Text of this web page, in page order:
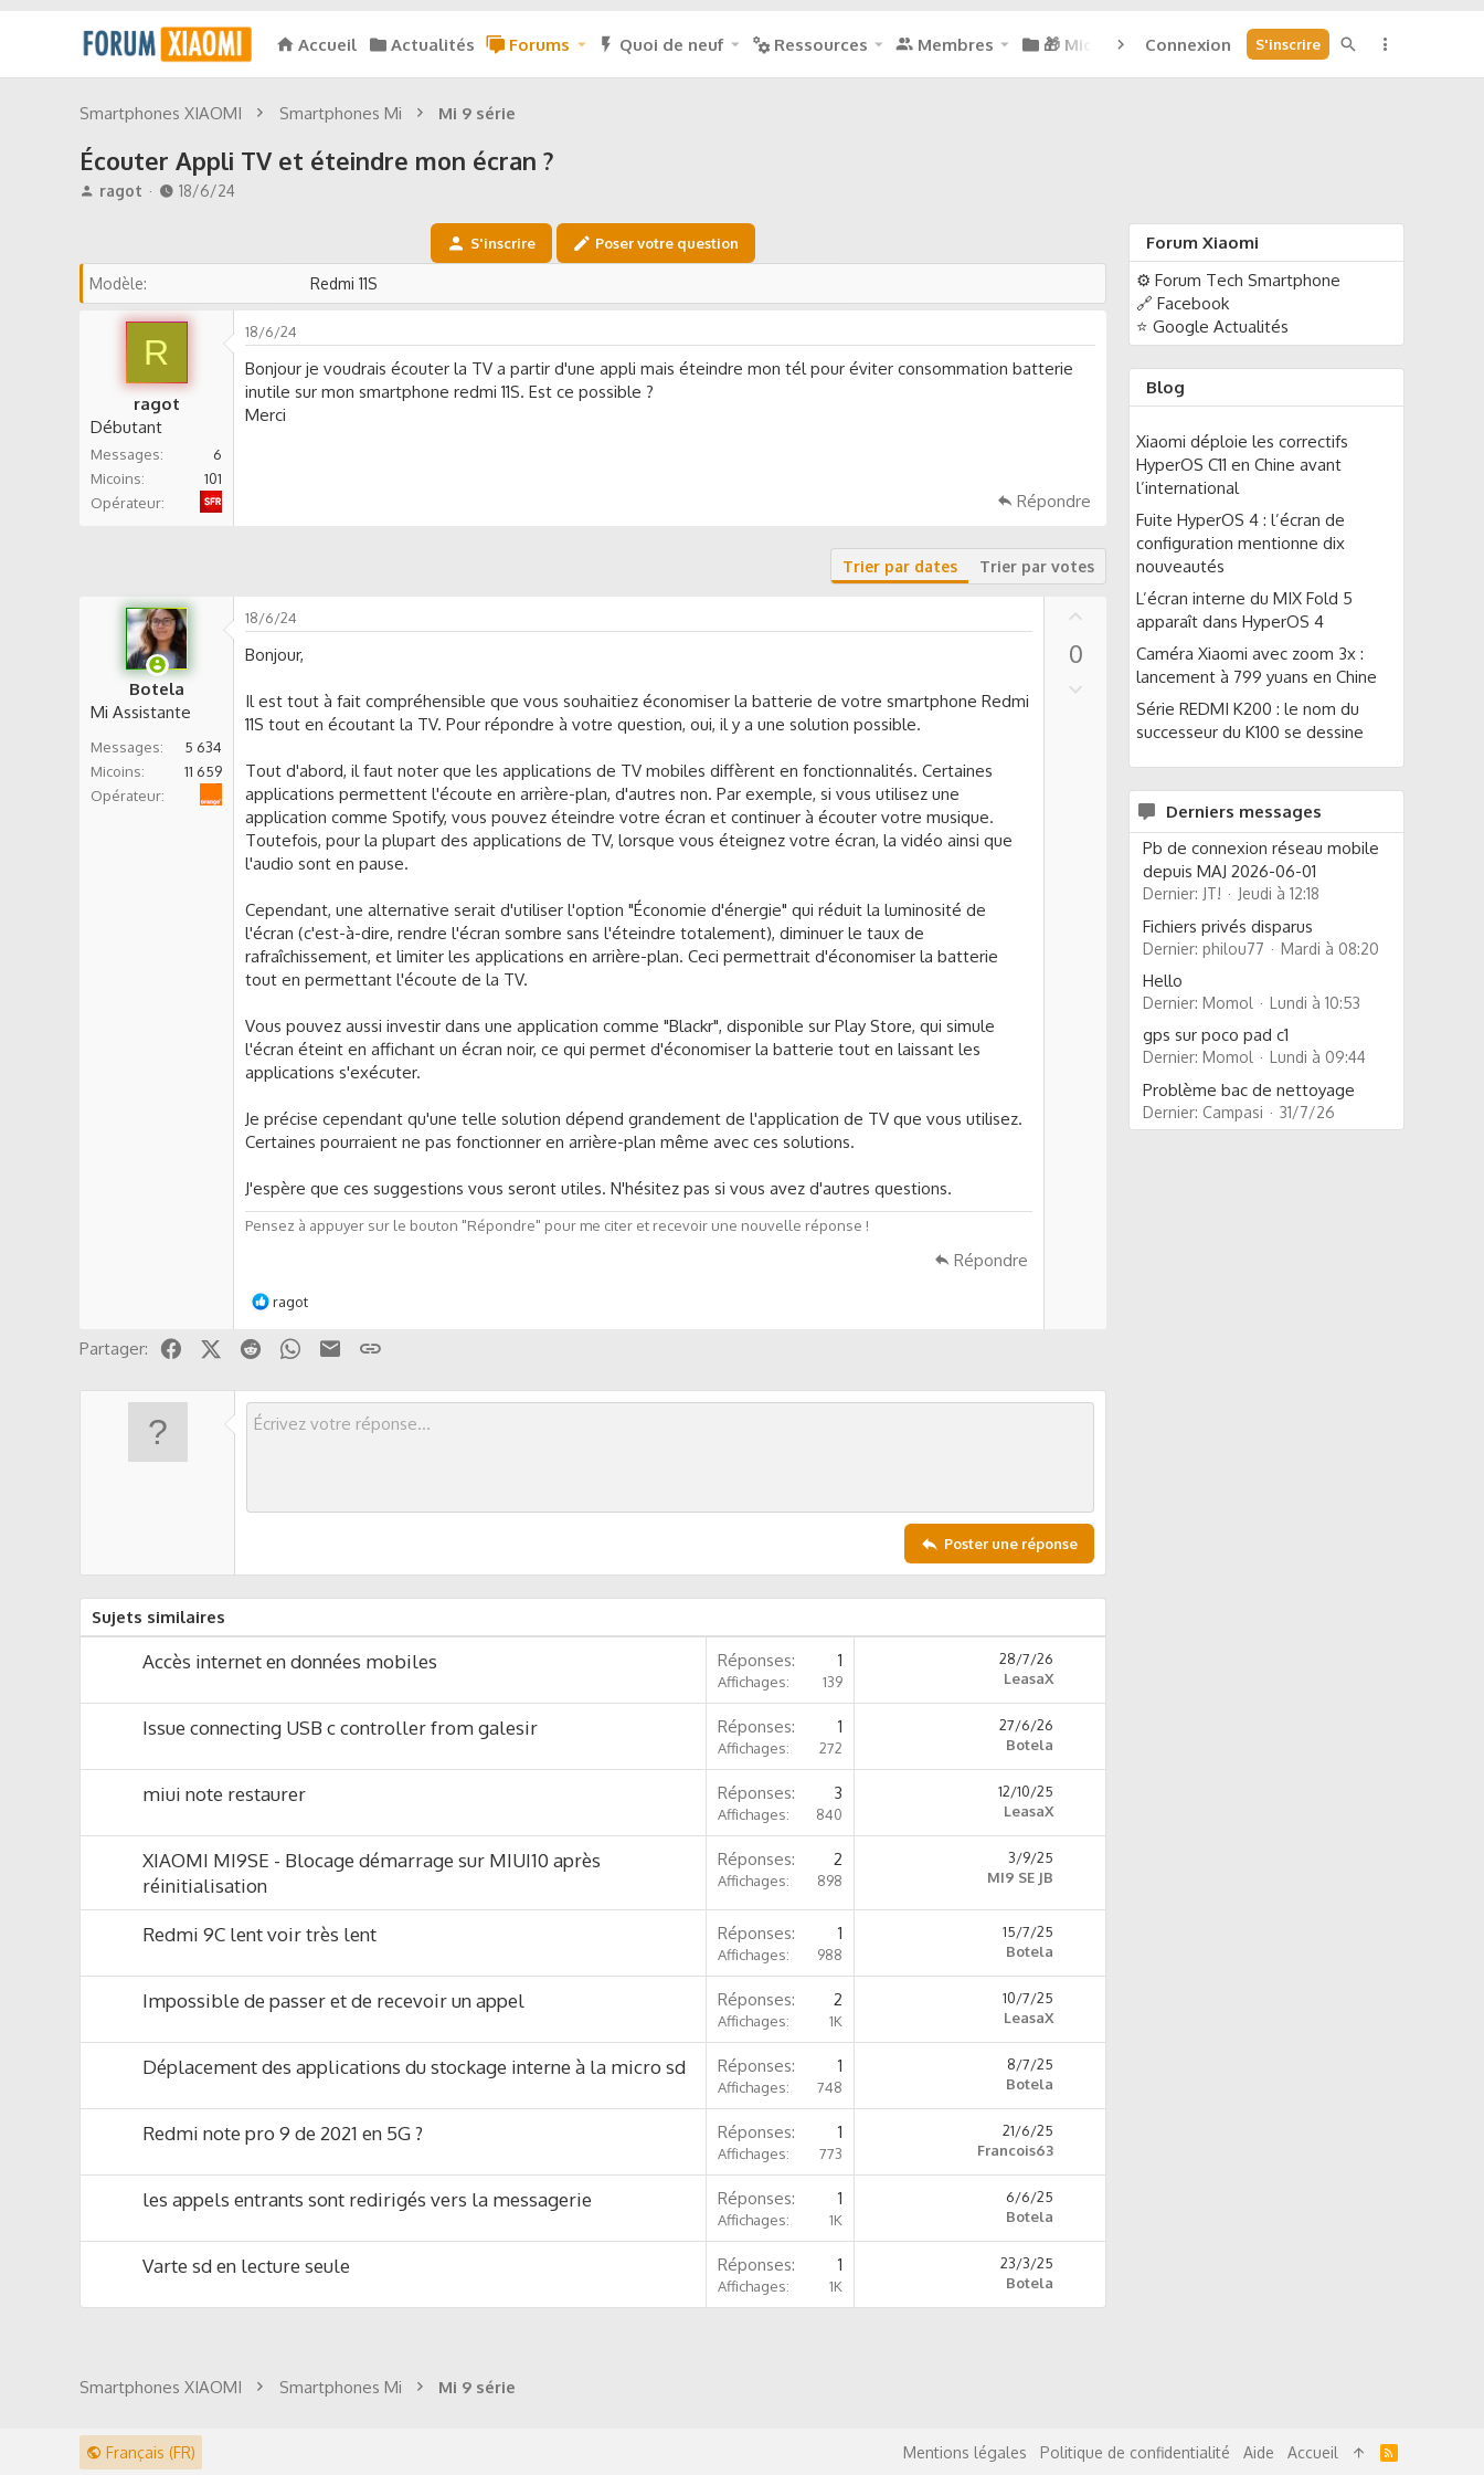
Accueil Actualités Forums Quoi de neuf Ressources Membres 🎁 Micoins : 0Connexion S'inscrire
Smartphones XIAOMI Smartphones Mi Mi 9 série
Écouter Appli TV et éteindre mon écran ?
A
u
r
i
c
u
s
ragot
D
d
u
t
18/6/24
S'inscrire Poser votre question
Modèle Redmi 11S
R
ragot
Débutant
Messages
6
Micoins
101
Opérateur
18/6/24
Bonjour je voudrais écouter la TV a partir d'une appli mais éteindre mon tél pour éviter consommation batterie
inutile sur mon smartphone redmi 11S. Est ce possible ?
Merci
Répondre
Trier par dates Trier par votes
Botela
Mi Assistante
Messages
5 634
Micoins
11 659
Opérateur
18/6/24
Bonjour,
Il est tout à fait compréhensible que vous souhaitiez économiser la batterie de votre smartphone Redmi
11S tout en écoutant la TV. Pour répondre à votre question, oui, il y a une solution possible.
Tout d'abord, il faut noter que les applications de TV mobiles diffèrent en fonctionnalités. Certaines
applications permettent l'écoute en arrière-plan, d'autres non. Par exemple, si vous utilisez une
application comme Spotify, vous pouvez éteindre votre écran et continuer à écouter votre musique.
Toutefois, pour la plupart des applications de TV, lorsque vous éteignez votre écran, la vidéo ainsi que
l'audio sont en pause.
Cependant, une alternative serait d'utiliser l'option "Économie d'énergie" qui réduit la luminosité de
l'écran (c'est-à-dire, rendre l'écran sombre sans l'éteindre totalement), diminuer le taux de
rafraîchissement, et limiter les applications en arrière-plan. Ceci permettrait d'économiser la batterie
tout en permettant l'écoute de la TV.
Vous pouvez aussi investir dans une application comme "Blackr", disponible sur Play Store, qui simule
l'écran éteint en affichant un écran noir, ce qui permet d'économiser la batterie tout en laissant les
applications s'exécuter.
Je précise cependant qu'une telle solution dépend grandement de l'application de TV que vous utilisez.
Certaines pourraient ne pas fonctionner en arrière-plan même avec ces solutions.
J'espère que ces suggestions vous seront utiles. N'hésitez pas si vous avez d'autres questions.
Pensez à appuyer sur le bouton "Répondre" pour me citer et recevoir une nouvelle réponse !
Répondre
L
a
c
s
ragot
0
Partager: FacebookX (Twitter)
Reddit WhatsApp
Email
Poster une réponse
Sujets similaires
Accès internet en données mobiles Réponses 1
Affichages 139
28/7/26
LeasaX
Issue connecting USB c controller from galesir Réponses 1
Affichages 272
27/6/26
Botela
miui note restaurer Réponses 3
Affichages 840
12/10/25
LeasaX
XIAOMI MI9SE - Blocage démarrage sur MIUI10 après
réinitialisation
Réponses 2
Affichages 898
3/9/25
MI9 SE JB
Redmi 9C lent voir très lent Réponses 1
Affichages 988
15/7/25
Botela
Impossible de passer et de recevoir un appel Réponses 2
Affichages 1K
10/7/25
LeasaX
Déplacement des applications du stockage interne à la micro sd Réponses 1
Affichages 748
8/7/25
Botela
Redmi note pro 9 de 2021 en 5G ? Réponses 1
Affichages 773
21/6/25
Francois63
les appels entrants sont redirigés vers la messagerie Réponses 1
Affichages 1K
6/6/25
Botela
Varte sd en lecture seule Réponses 1
Affichages 1K
23/3/25
Botela
Forum Xiaomi
⚙️ Forum Tech Smartphone
🔗 Facebook
⭐ Google Actualités
Blog
Xiaomi déploie les correctifs
HyperOS C11 en Chine avant
l’international
Fuite HyperOS 4 : l’écran de
configuration mentionne dix
nouveautés
L’écran interne du MIX Fold 5
apparaît dans HyperOS 4
Caméra Xiaomi avec zoom 3x :
lancement à 799 yuans en Chine
Série REDMI K200 : le nom du
successeur du K100 se dessine
Derniers messages
Pb de connexion réseau mobile
depuis MAJ 2026-06-01
Dernier: JT! Jeudi à 12:18
Fichiers privés disparus
Dernier: philou77 Mardi à 08:20
Hello
Dernier: Momol Lundi à 10:53
gps sur poco pad c1
Dernier: Momol Lundi à 09:44
Problème bac de nettoyage
Dernier: Campasi 31/7/26
Smartphones XIAOMI Smartphones Mi Mi 9 série
Français (FR) Mentions légales Politique de confidentialité Aide Accueil
R